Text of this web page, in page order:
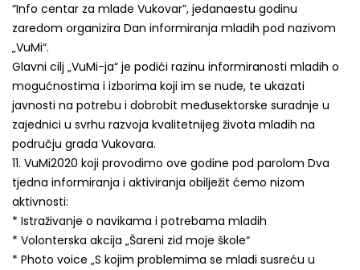
“Info centar za mlade Vukovar”, jedanaestu godinu
zaredom organizira Dan informiranja mladih pod nazivom
„VuMi“.
Glavni cilj „VuMi-ja“ je podići razinu informiranosti mladih o
mogućnostima i izborima koji im se nude, te ukazati
javnosti na potrebu i dobrobit međusektorske suradnje u
zajednici u svrhu razvoja kvalitetnijeg života mladih na
području grada Vukovara.
11. VuMi2020 koji provodimo ove godine pod parolom Dva
tjedna informiranja i aktiviranja obilježit ćemo nizom
aktivnosti:
* Istraživanje o navikama i potrebama mladih
* Volonterska akcija „Šareni zid moje škole“
* Photo voice „S kojim problemima se mladi susreću u